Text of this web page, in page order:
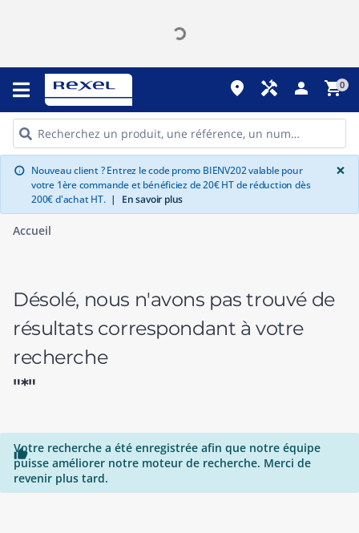
place handyman person shopping_cart0
info Nouveau client ? Entrez le code promo BIENV202 valable pour
votre 1ère commande et bénéficiez de 20€ HT de réduction dès
200€ d'achat HT. | En savoir plus
×
Accueil
Désolé, nous n'avons pas trouvé de
résultats correspondant à votre
recherche
"*"

Votre recherche a été enregistrée afin que notre équipe
puisse améliorer notre moteur de recherche. Merci de
revenir plus tard.